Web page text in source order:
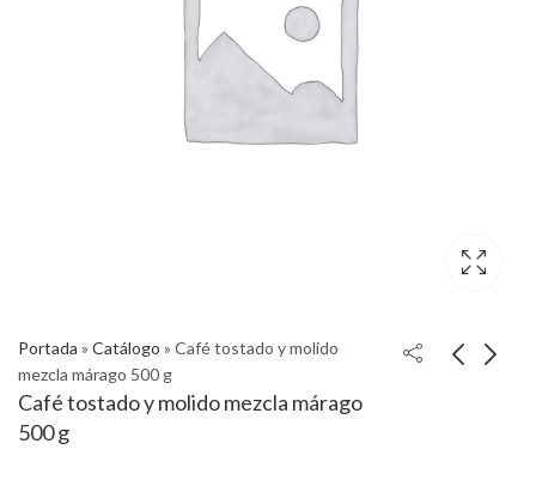
Portada » Catálogo » Café tostado y molido
mezcla márago 500 g
Café tostado y molido mezcla márago
500 g